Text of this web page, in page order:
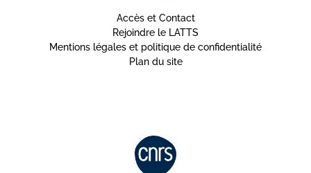
Accès et Contact
Rejoindre le LATTS
Mentions légales et politique de confidentialité
Plan du site